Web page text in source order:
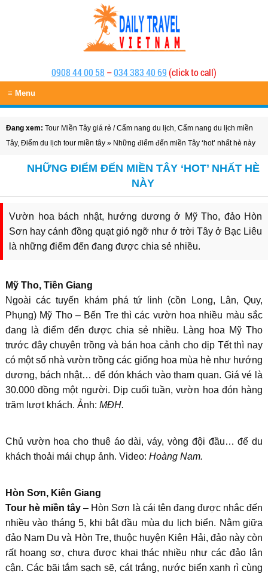
0908 44 00 58 –034 383 40 69 (click to call)
≡ Menu
Đang xem: Tour Miền Tây giá rẻ /Cẩm nang du lịch, Cẩm nang du lịch miền
Tây, Điểm du lịch tour miền tây » Những điểm đến miền Tây ‘hot’ nhất hè này
NHỮNG ĐIỂM ĐẾN MIỀN TÂY ‘HOT’ NHẤT HÈ
NÀY
Vườn hoa bách nhật, hướng dương ở Mỹ Tho, đảo Hòn
Sơn hay cánh đồng quạt gió ngỡ như ở trời Tây ở Bạc Liêu
là những điểm đến đang được chia sẻ nhiều.
Mỹ Tho, Tiền Giang
Ngoài các tuyến khám phá tứ linh (cồn Long, Lân, Quy,
Phụng) Mỹ Tho – Bến Tre thì các vườn hoa nhiều màu sắc
đang là điểm đến được chia sẻ nhiều. Làng hoa Mỹ Tho
trước đây chuyên trồng và bán hoa cảnh cho dịp Tết thì nay
có một số nhà vườn trồng các giống hoa mùa hè như hướng
dương, bách nhật… để đón khách vào tham quan. Giá vé là
30.000 đồng một người. Dịp cuối tuần, vườn hoa đón hàng
trăm lượt khách. Ảnh: MĐH.
Chủ vườn hoa cho thuê áo dài, váy, vòng đội đầu… để du
khách thoải mái chụp ảnh. Video: Hoàng Nam.
Hòn Sơn, Kiên Giang
Tour hè miền tây – Hòn Sơn là cái tên đang được nhắc đến
nhiều vào tháng 5, khi bắt đầu mùa du lịch biển. Nằm giữa
đảo Nam Du và Hòn Tre, thuộc huyện Kiên Hải, đảo này còn
rất hoang sơ, chưa được khai thác nhiều như các đảo lân
cận. Các bãi tắm sạch sẽ, cát trắng, nước biển xanh rì cùng